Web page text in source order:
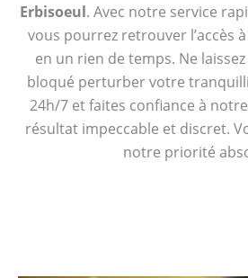
Erbisoeul. Avec notre service
vous pourrez retrouver l’accès
en un rien de temps. Ne
bloqué perturber votre
24h/7 et faites confiance à
résultat impeccable et discret.
notre priorité